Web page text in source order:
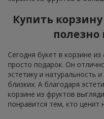
Купить
Сегодня букет в корзине
просто подарок. Он
эстетику и натуральность
близких. А благодаря
корзине из фруктов
понравится тем, кто ценит